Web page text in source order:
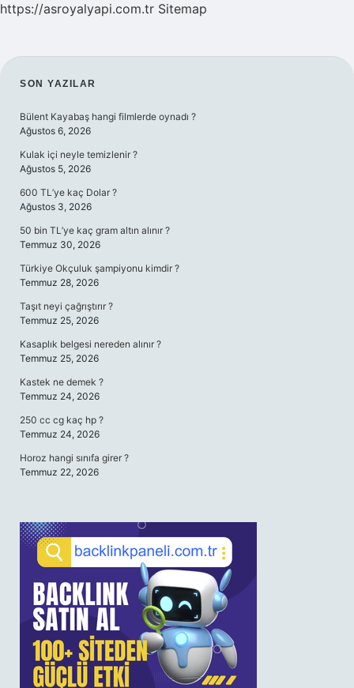
https://asroyalyapi.com.tr Sitemap
SIDEBAR
SON YAZILAR
Bülent Kayabaş hangi filmlerde oynadı ?
Ağustos 6, 2026
Kulak içi neyle temizlenir ?
Ağustos 5, 2026
600 TL’ye kaç Dolar ?
Ağustos 3, 2026
50 bin TL’ye kaç gram altın alınır ?
Temmuz 30, 2026
Türkiye Okçuluk şampiyonu kimdir ?
Temmuz 28, 2026
Taşıt neyi çağrıştırır ?
Temmuz 25, 2026
Kasaplık belgesi nereden alınır ?
Temmuz 25, 2026
Kastek ne demek ?
Temmuz 24, 2026
250 cc cg kaç hp ?
Temmuz 24, 2026
Horoz hangi sınıfa girer ?
Temmuz 22, 2026